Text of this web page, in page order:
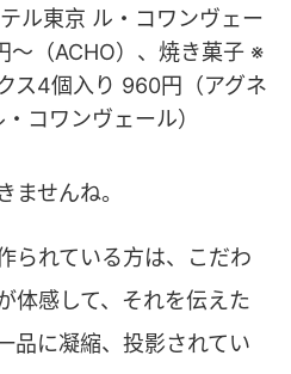
ル東京 ル・コワンヴェー
〜（ACHO）、焼き菓子 ※
ス4個入り 960円（アグネ
コワンヴェール）
ませんね。
られている方は、こだわ
体感して、それを伝えた
品に凝縮、投影されてい